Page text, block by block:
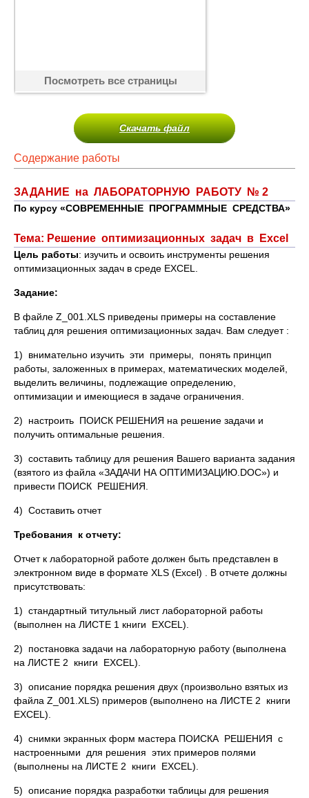
Посмотреть все страницы
Скачать файл
Содержание работы
ЗАДАНИЕ на ЛАБОРАТОРНУЮ РАБОТУ № 2
По курсу «СОВРЕМЕННЫЕ ПРОГРАММНЫЕ СРЕДСТВА»
Тема: Решение оптимизационных задач в Excel
Цель работы: изучить и освоить инструменты решения
оптимизационных задач в среде EXCEL.
Задание:
В файле Z_001.XLS приведены примеры на составление
таблиц для решения оптимизационных задач. Вам следует :
1) внимательно изучить эти примеры, понять принцип
работы, заложенных в примерах, математических моделей,
выделить величины, подлежащие определению,
оптимизации и имеющиеся в задаче ограничения.
2) настроить ПОИСК РЕШЕНИЯ на решение задачи и
получить оптимальные решения.
3) составить таблицу для решения Вашего варианта задания
(взятого из файла «ЗАДАЧИ НА ОПТИМИЗАЦИЮ.DOC») и
привести ПОИСК РЕШЕНИЯ.
4) Составить отчет
Требования к отчету:
Отчет к лабораторной работе должен быть представлен в
электронном виде в формате XLS (Excel) . В отчете должны
присутствовать:
1) стандартный титульный лист лабораторной работы
(выполнен на ЛИСТЕ 1 книги EXCEL).
2) постановка задачи на лабораторную работу (выполнена
на ЛИСТЕ 2 книги EXCEL).
3) описание порядка решения двух (произвольно взятых из
файла Z_001.XLS) примеров (выполнено на ЛИСТЕ 2 книги
EXCEL).
4) снимки экранных форм мастера ПОИСКА РЕШЕНИЯ с
настроенными для решения этих примеров полями
(выполнены на ЛИСТЕ 2 книги EXCEL).
5) описание порядка разработки таблицы для решения